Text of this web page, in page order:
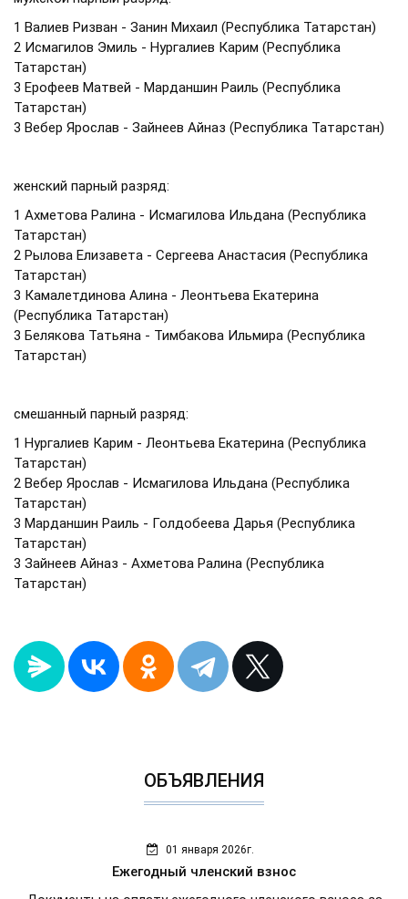
1 Валиев Ризван - Занин Михаил (Республика Татарстан)
2 Исмагилов Эмиль - Нургалиев Карим (Республика
Татарстан)
3 Ерофеев Матвей - Марданшин Раиль (Республика
Татарстан)
3 Вебер Ярослав - Зайнеев Айназ (Республика Татарстан)
женский парный разряд:
1 Ахметова Ралина - Исмагилова Ильдана (Республика
Татарстан)
2 Рылова Елизавета - Сергеева Анастасия (Республика
Татарстан)
3 Камалетдинова Алина - Леонтьева Екатерина
(Республика Татарстан)
3 Белякова Татьяна - Тимбакова Ильмира (Республика
Татарстан)
смешанный парный разряд:
1 Нургалиев Карим - Леонтьева Екатерина (Республика
Татарстан)
2 Вебер Ярослав - Исмагилова Ильдана (Республика
Татарстан)
3 Марданшин Раиль - Голдобеева Дарья (Республика
Татарстан)
3 Зайнеев Айназ - Ахметова Ралина (Республика
Татарстан)
ОБЪЯВЛЕНИЯ
01 января 2026г.
Ежегодный членский взнос